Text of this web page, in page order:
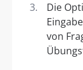
Die
von